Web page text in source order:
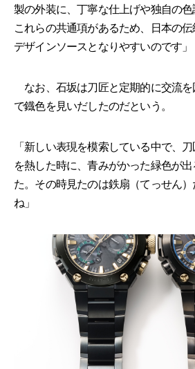
製の外装に、丁寧な仕上げや独自の色
これらの共通項があるため、日本の
デザインソースとなりやすいのです」
なお、石坂は刀匠と定期的に交流を
で鐡色を見いだしたのだという。
「新しい表現を模索している中で、
を熱した時に、青みがかった緑色が
た。その時見たのは鉄扇（てっせん
ね」